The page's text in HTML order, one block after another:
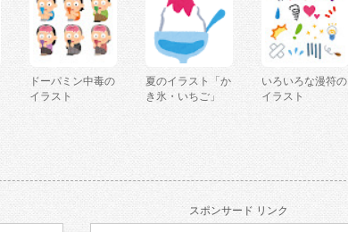
ドーパミン中毒の
イラスト
夏のイラスト「か
き氷・いちご」
いろいろな漫符の
イラスト
スポンサード リンク